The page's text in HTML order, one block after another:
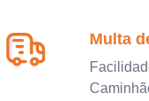
Multa